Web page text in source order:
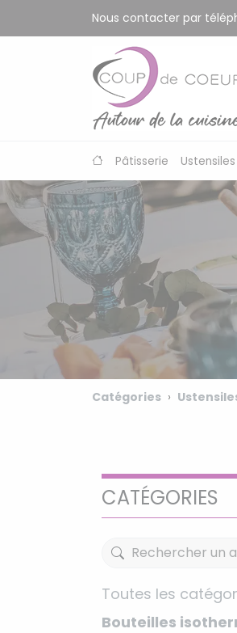
Nous contacter par
Pâtisserie
Catégories
CATÉGORIES
Toutes les
Bouteilles
Panneau de gestion des cookies